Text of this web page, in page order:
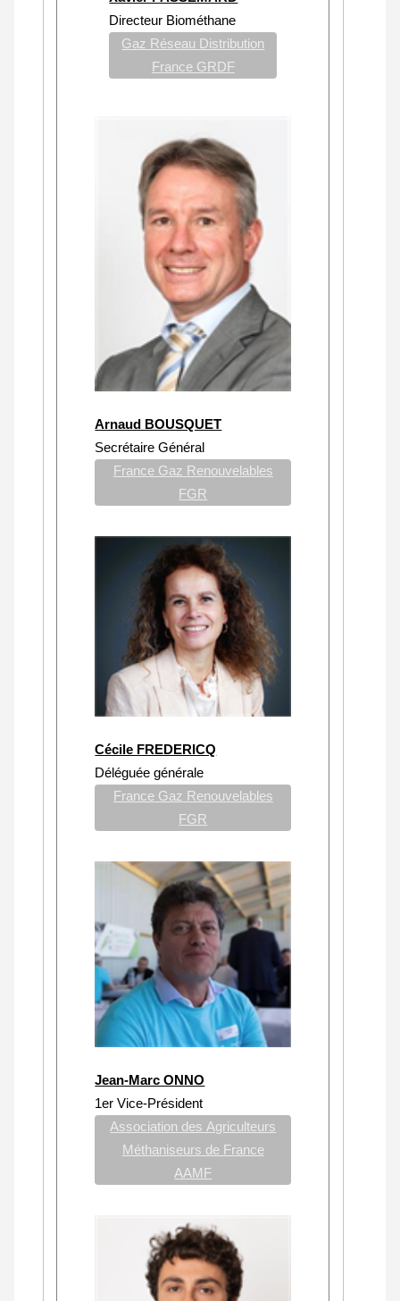
Directeur Biométhane
Gaz Réseau Distribution
France GRDF
Arnaud BOUSQUET
Secrétaire Général
France Gaz Renouvelables
FGR
Cécile FREDERICQ
Déléguée générale
France Gaz Renouvelables
FGR
Jean-Marc ONNO
1er Vice-Président
Association des Agriculteurs
Méthaniseurs de France
AAMF